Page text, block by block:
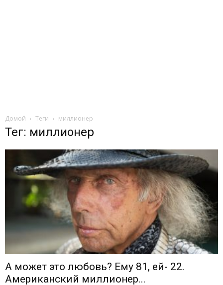
Домой Теги миллионер
Тег: миллионер
А может это любовь? Ему 81, ей- 22.
Американский миллионер...